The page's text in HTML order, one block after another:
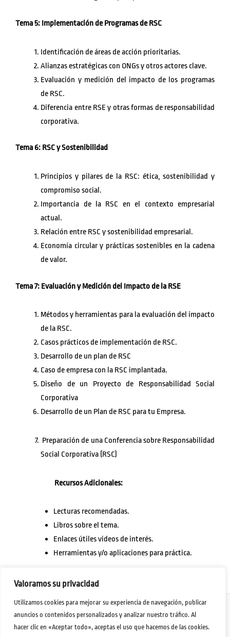
Valoramos su privacidad
Utilizamos cookies para mejorar su experiencia de navegación, publicar
anuncios o contenidos personalizados y analizar nuestro tráfico. Al
hacer clic en «Aceptar todo», aceptas el uso que hacemos de las cookies.
Tema 5: Implementación de Programas de RSC
Identificación de áreas de acción prioritarias.
Alianzas estratégicas con ONGs y otros actores clave.
Evaluación y medición del impacto de los programas
de RSC.
Diferencia entre RSE y otras formas de responsabilidad
corporativa.
Tema 6: RSC y Sostenibilidad
Principios y pilares de la RSC: ética, sostenibilidad y
compromiso social.
Importancia de la RSC en el contexto empresarial
actual.
Relación entre RSC y sostenibilidad empresarial.
Economía circular y prácticas sostenibles en la cadena
de valor.
Tema 7: Evaluación y Medición del Impacto de la RSE
Métodos y herramientas para la evaluación del impacto
de la RSC.
Casos prácticos de implementación de RSC.
Desarrollo de un plan de RSC
Caso de empresa con la RSC implantada.
Diseño de un Proyecto de Responsabilidad Social
Corporativa
Desarrollo de un Plan de RSC para tu Empresa.
Preparación de una Conferencia sobre Responsabilidad
Social Corporativa (RSC)
Recursos Adicionales:
Lecturas recomendadas.
Libros sobre el tema.
Enlaces útiles videos de interés.
Herramientas y/o aplicaciones para práctica.
Aviso Legal-Política de Privacidad-Políticas de Cookies - Webmaster Jorge Rivero